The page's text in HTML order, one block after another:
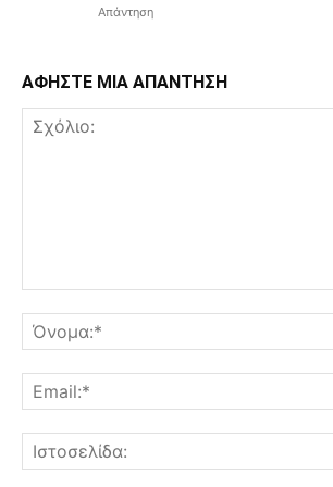
Απάντηση
ΑΦΗΣΤΕ ΜΙΑ ΑΠΑΝΤΗΣΗ